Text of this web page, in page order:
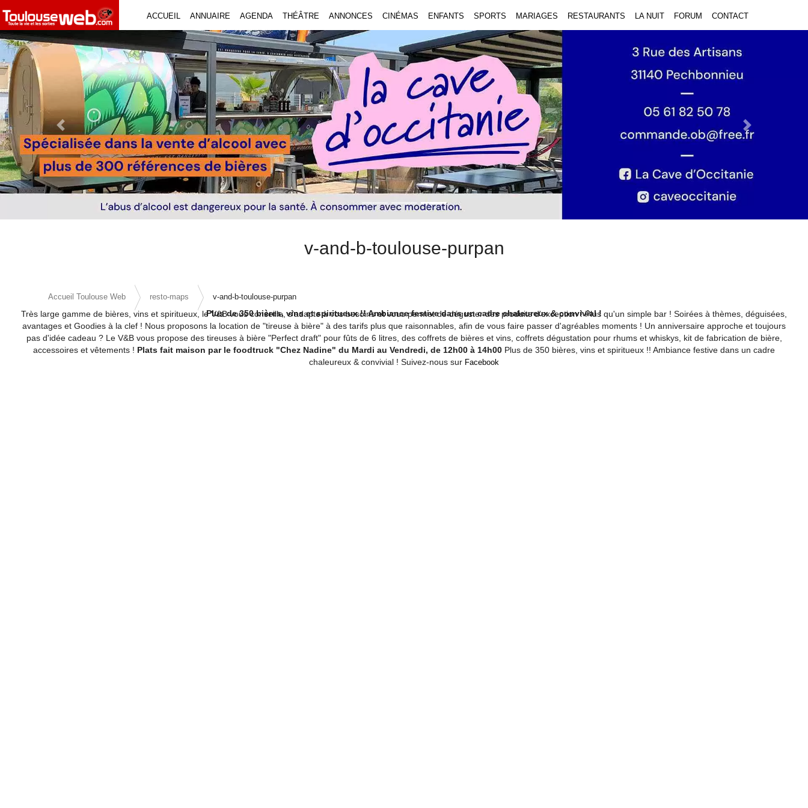
ACCUEIL ANNUAIRE AGENDA THÉÂTRE ANNONCES CINÉMAS ENFANTS SPORTS MARIAGES RESTAURANTS LA NUIT FORUM CONTACT
Previous Slide Next Slide
v-and-b-toulouse-purpan
Accueil Toulouse Web resto-maps
v-and-b-toulouse-purpan
Plus de 350 bières, vins et spiritueux !! Ambiance festive dans un cadre chaleureux & convivial !
Très large gamme de bières, vins et spiritueux, le V&B vous conseille, s'adapte à vos besoins et vous permet de déguster des produits d'exception ! Plus qu'un simple bar ! Soirées à thèmes, déguisées,
avantages et Goodies à la clef ! Nous proposons la location de "tireuse à bière" à des tarifs plus que raisonnables, afin de vous faire passer d'agréables moments ! Un anniversaire approche et toujours
pas d'idée cadeau ? Le V&B vous propose des tireuses à bière "Perfect draft" pour fûts de 6 litres, des coffrets de bières et vins, coffrets dégustation pour rhums et whiskys, kit de fabrication de bière,
accessoires et vêtements ! Plats fait maison par le foodtruck "Chez Nadine" du Mardi au Vendredi, de 12h00 à 14h00 Plus de 350 bières, vins et spiritueux !! Ambiance festive dans un cadre
chaleureux & convivial ! Suivez-nous sur Facebook